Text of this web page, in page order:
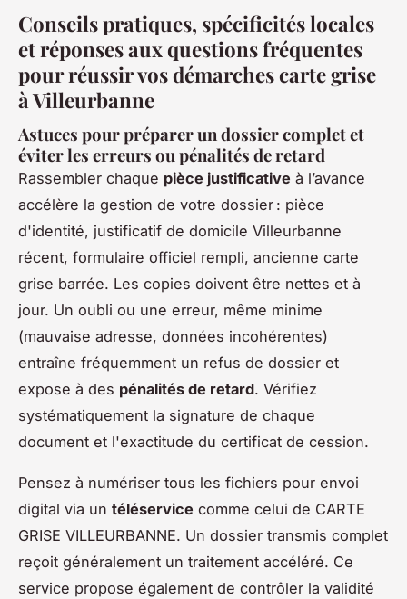
Conseils pratiques, spécificités locales
et réponses aux questions fréquentes
pour réussir vos démarches carte grise
à Villeurbanne
Astuces pour préparer un dossier complet et
éviter les erreurs ou pénalités de retard
Rassembler chaque pièce justificative à l’avance
accélère la gestion de votre dossier : pièce
d'identité, justificatif de domicile Villeurbanne
récent, formulaire officiel rempli, ancienne carte
grise barrée. Les copies doivent être nettes et à
jour. Un oubli ou une erreur, même minime
(mauvaise adresse, données incohérentes)
entraîne fréquemment un refus de dossier et
expose à des pénalités de retard. Vérifiez
systématiquement la signature de chaque
document et l'exactitude du certificat de cession.
Pensez à numériser tous les fichiers pour envoi
digital via un téléservice comme celui de CARTE
GRISE VILLEURBANNE. Un dossier transmis complet
reçoit généralement un traitement accéléré. Ce
service propose également de contrôler la validité